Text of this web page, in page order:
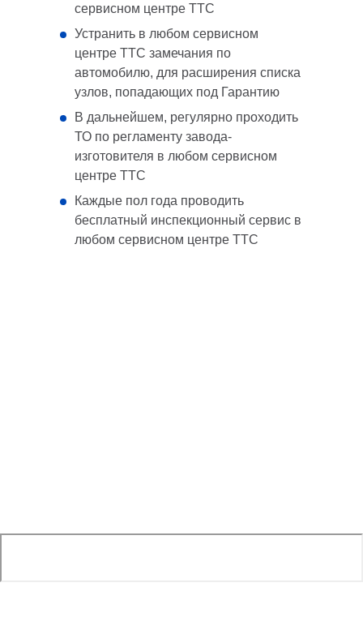
сервисном центре ТТС
Устранить в любом сервисном
центре ТТС замечания по
автомобилю, для расширения списка
узлов, попадающих под Гарантию
В дальнейшем, регулярно проходить
ТО по регламенту завода-
изготовителя в любом сервисном
центре ТТС
Каждые пол года проводить
бесплатный инспекционный сервис в
любом сервисном центре ТТС